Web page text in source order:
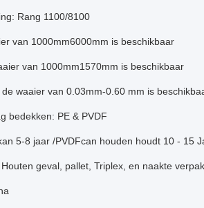
Rang 1100/8100
van 1000mm6000mm is beschikbaar
van 1000mm1570mm is beschikbaar
waaier van 0.03mm-0.60 mm is
bedekken: PE & PVDF
5-8 jaar /PVDFcan houden houdt 10 - 15
geval, pallet, Triplex, en naakte